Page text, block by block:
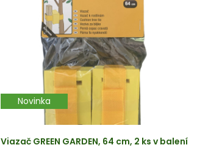
Novinka
Viazač GREEN GARDEN, 64 cm, 2 ks v balení